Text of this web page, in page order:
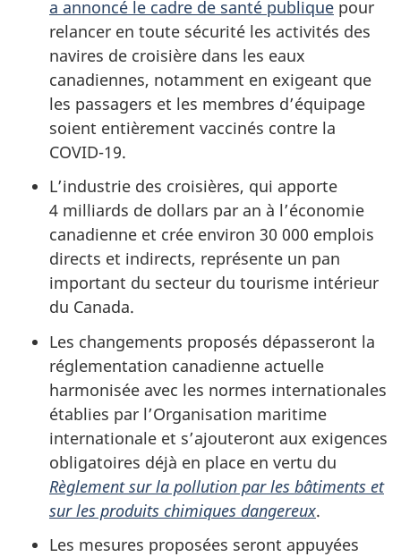
a annoncé le cadre de santé publique pour
relancer en toute sécurité les activités des
navires de croisière dans les eaux
canadiennes, notamment en exigeant que
les passagers et les membres d’équipage
soient entièrement vaccinés contre la
COVID-19.
L’industrie des croisières, qui apporte
4 milliards de dollars par an à l’économie
canadienne et crée environ 30 000 emplois
directs et indirects, représente un pan
important du secteur du tourisme intérieur
du Canada.
Les changements proposés dépasseront la
réglementation canadienne actuelle
harmonisée avec les normes internationales
établies par l’Organisation maritime
internationale et s’ajouteront aux exigences
obligatoires déjà en place en vertu du
Règlement sur la pollution par les bâtiments et
sur les produits chimiques dangereux.
Les mesures proposées seront appuyées